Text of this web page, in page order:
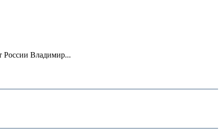
России Владимир...